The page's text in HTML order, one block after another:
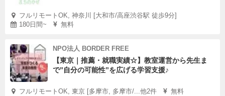
フルリモートOK, 神奈川 [大和市/高座渋谷駅 徒歩9分]
180日間~
無料
NPO法人 BORDER FREE
【東京｜推薦・就職実績☆】教室運営から先生ま
で”自分の可能性”を広げる学習支援♪
フルリモートOK, 東京 [多摩市, 多摩市/...他2件
無料